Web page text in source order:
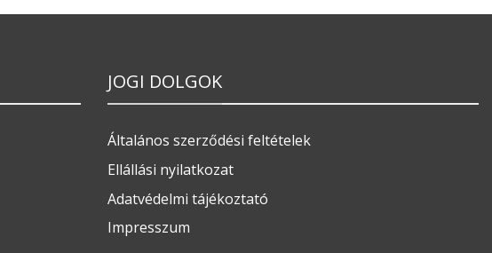
JOGI DOLGOK
Általános szerződési feltételek
Ellállási nyilatkozat
Adatvédelmi tájékoztató
Impresszum